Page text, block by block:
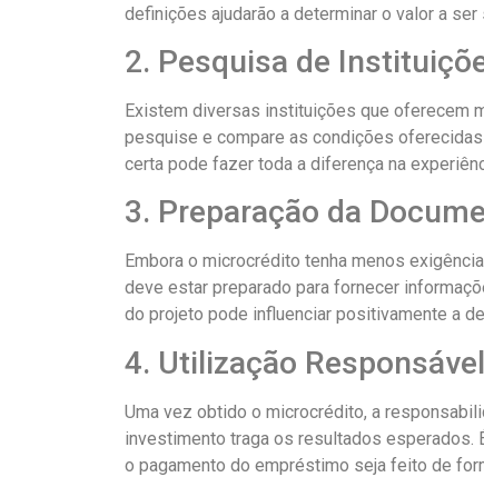
definições ajudarão a determinar o valor a
2. Pesquisa de
Existem diversas instituições que oferecem
pesquise e compare as condições
certa pode fazer toda a diferença na
3. Preparação da
Embora o microcrédito tenha menos
deve estar preparado para fornecer
do projeto pode influenciar positivamente a
4. Utilização
Uma vez obtido o microcrédito, a
investimento traga os resultados esperados.
o pagamento do empréstimo seja feito de